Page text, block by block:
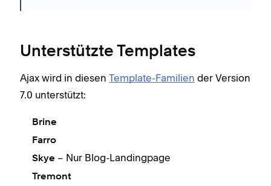
Unterstützte Templates
Ajax wird in diesen Template-Familien der Version
7.0 unterstützt:
Brine
Farro
Skye – Nur Blog-Landingpage
Tremont